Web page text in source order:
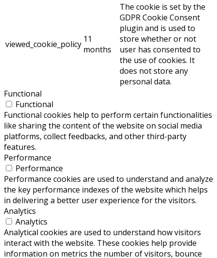
viewed_cookie_policy 11
months
The cookie is set by the
GDPR Cookie Consent
plugin and is used to
store whether or not
user has consented to
the use of cookies. It
does not store any
personal data.
Functional
Functional
Functional cookies help to perform certain functionalities
like sharing the content of the website on social media
platforms, collect feedbacks, and other third-party
features.
Performance
Performance
Performance cookies are used to understand and analyze
the key performance indexes of the website which helps
in delivering a better user experience for the visitors.
Analytics
Analytics
Analytical cookies are used to understand how visitors
interact with the website. These cookies help provide
information on metrics the number of visitors, bounce